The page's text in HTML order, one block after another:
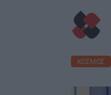
ΚΌΣΜΟΣ